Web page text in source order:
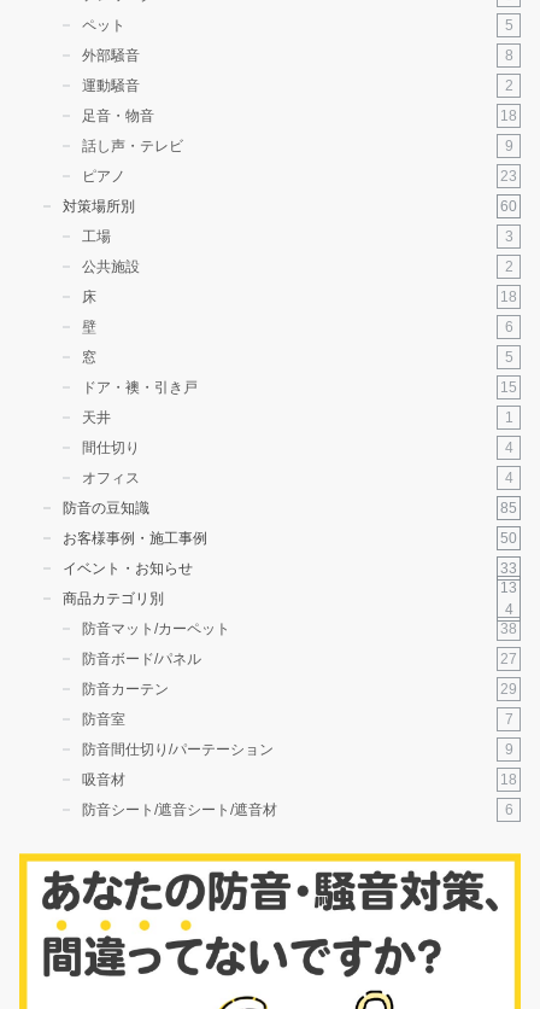
ペット
5
外部騒音
8
運動騒音
2
足音・物音
18
話し声・テレビ
9
ピアノ
23
対策場所別
60
工場
3
公共施設
2
床
18
壁
6
窓
5
ドア・襖・引き戸
15
天井
1
間仕切り
4
オフィス
4
防音の豆知識
85
お客様事例・施工事例
50
イベント・お知らせ
33
商品カテゴリ別
13
4
防音マット/カーペット
38
防音ボード/パネル
27
防音カーテン
29
防音室
7
防音間仕切り/パーテーション
9
吸音材
18
防音シート/遮音シート/遮音材
6